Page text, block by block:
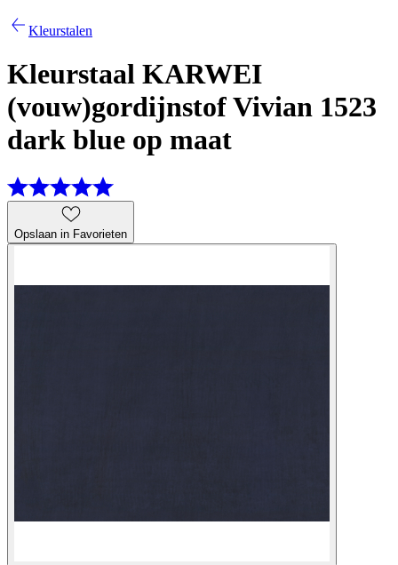
Kleurstalen
Kleurstaal KARWEI
(vouw)gordijnstof Vivian 1523
dark blue op maat
Opslaan in Favorieten